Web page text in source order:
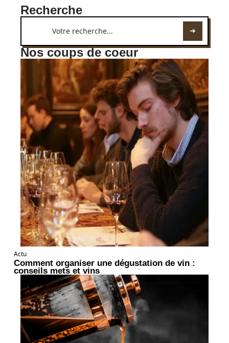
Recherche
Nos coups de coeur
Actu
Comment organiser une dégustation de vin :
conseils mets et vins